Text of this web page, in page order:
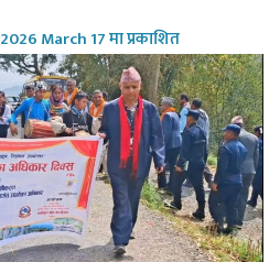
2026 March 17 मा प्रकाशित